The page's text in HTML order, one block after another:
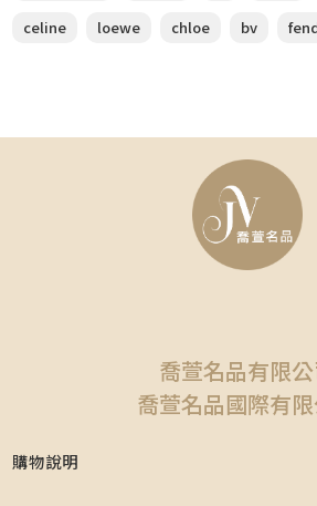
celine
loewe chloe bv
喬萱名品有限
喬萱名品國際有
購物說明